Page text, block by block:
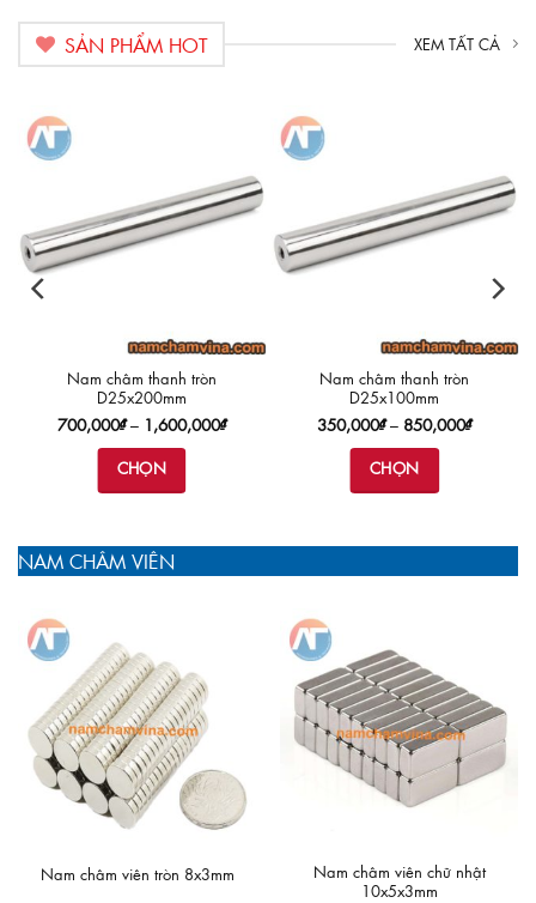
SẢN PHẨM HOT XEM TẤT CẢ
Nam châm viên vuông
50x50x25mm
ĐỌC TIẾP
Nam châm viên vuông
50x50x20mm
ĐỌC TIẾP
NAM CHÂM VIÊN
Nam châm viên tròn 8x3mm
Nam châm viên chữ nhật
10x5x3mm